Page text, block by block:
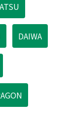
DAIWA